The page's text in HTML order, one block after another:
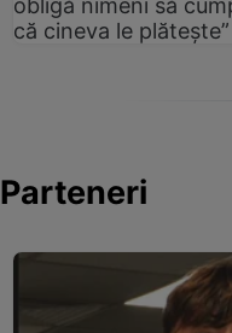
obligă nimeni să
că cineva le plătește”
Parteneri